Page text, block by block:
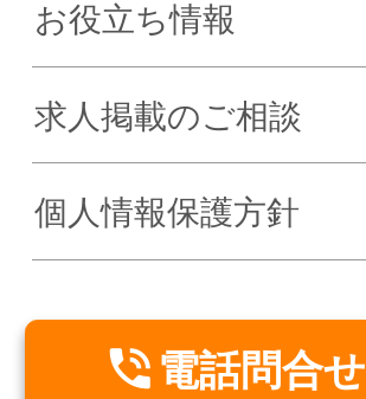
お役立ち情報
求人掲載のご相談
個人情報保護方針
 電話問合せ